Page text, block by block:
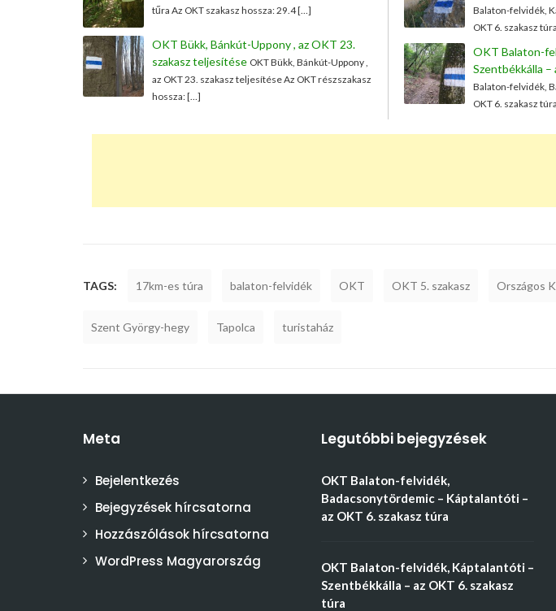
tűra Az OKT szakasz hossza: 29.4 […]
OKT Bükk, Bánkút-Uppony , az OKT 23.
szakasz teljesítése OKT Bükk, Bánkút-Uppony ,
az OKT 23. szakasz teljesítése Az OKT részszakasz
hossza: […]
Balaton-felvidék,
OKT 6. szakasz
OKT Balaton-
Szentbékkálla –
Balaton-felvidék,
OKT 6. szakasz
TAGS: 17km-es túra balaton-felvidék OKT OKT 5. szakasz Országos
Szent György-hegy Tapolca turistaház
Meta
Bejelentkezés
Bejegyzések hírcsatorna
Hozzászólások hírcsatorna
WordPress Magyarország
Legutóbbi bejegyzések
OKT Balaton-felvidék,
Badacsonytördemic – Káptalantóti –
az OKT 6. szakasz túra
OKT Balaton-felvidék, Káptalantóti –
Szentbékkálla – az OKT 6. szakasz
túra